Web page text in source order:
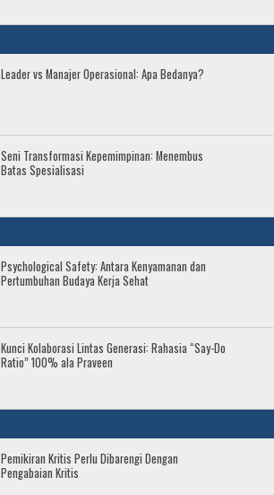
Leader vs Manajer Operasional: Apa Bedanya?
Seni Transformasi Kepemimpinan: Menembus
Batas Spesialisasi
Psychological Safety: Antara Kenyamanan dan
Pertumbuhan Budaya Kerja Sehat
Kunci Kolaborasi Lintas Generasi: Rahasia “Say-Do
Ratio” 100% ala Praveen
Pemikiran Kritis Perlu Dibarengi Dengan
Pengabaian Kritis